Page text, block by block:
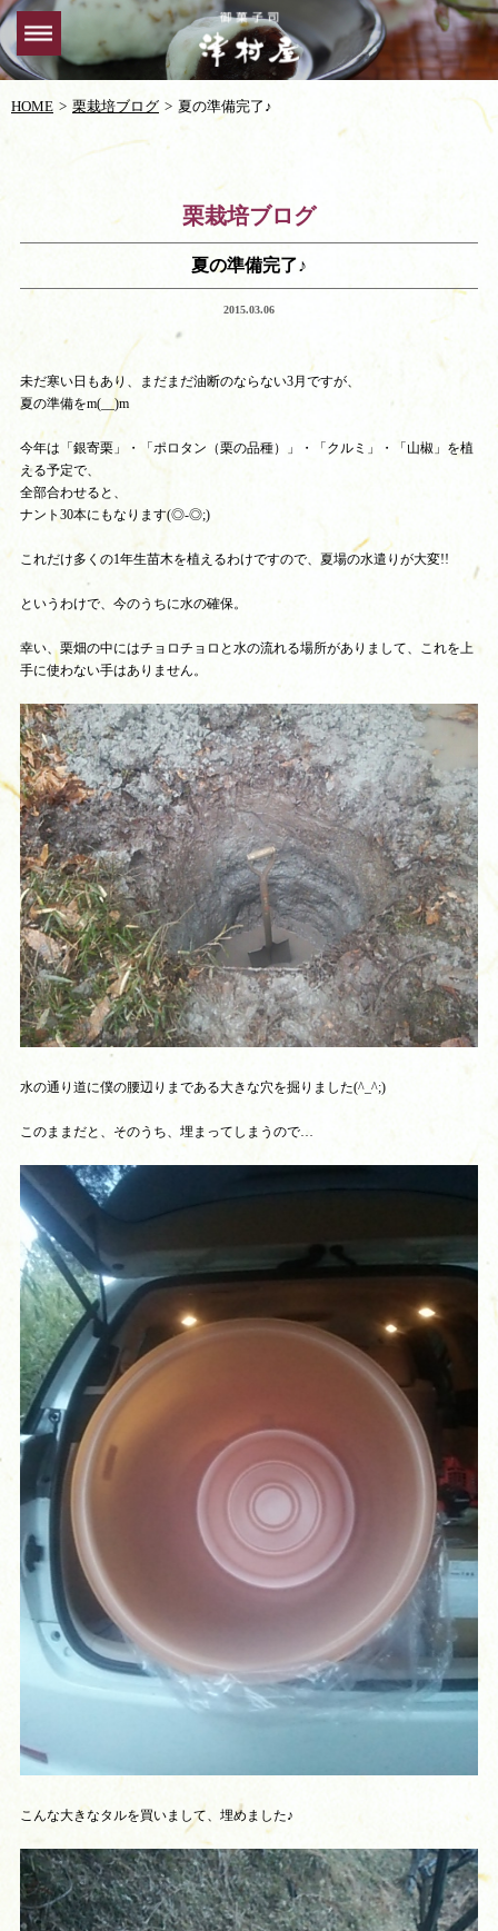
HOME 栗栽培ブログ 夏の準備完了♪
栗栽培ブログ
夏の準備完了♪
2015.03.06
未だ寒い日もあり、まだまだ油断のならない3月ですが、
夏の準備をm(__)m
今年は「銀寄栗」・「ポロタン（栗の品種）」・「クルミ」・「山椒」を植
える予定で、
全部合わせると、
ナント30本にもなります(◎-◎;)
これだけ多くの1年生苗木を植えるわけですので、夏場の水遣りが大変!!
というわけで、今のうちに水の確保。
幸い、栗畑の中にはチョロチョロと水の流れる場所がありまして、これを上
手に使わない手はありません。
水の通り道に僕の腰辺りまである大きな穴を掘りました(^_^;)
このままだと、そのうち、埋まってしまうので…
こんな大きなタルを買いまして、埋めました♪